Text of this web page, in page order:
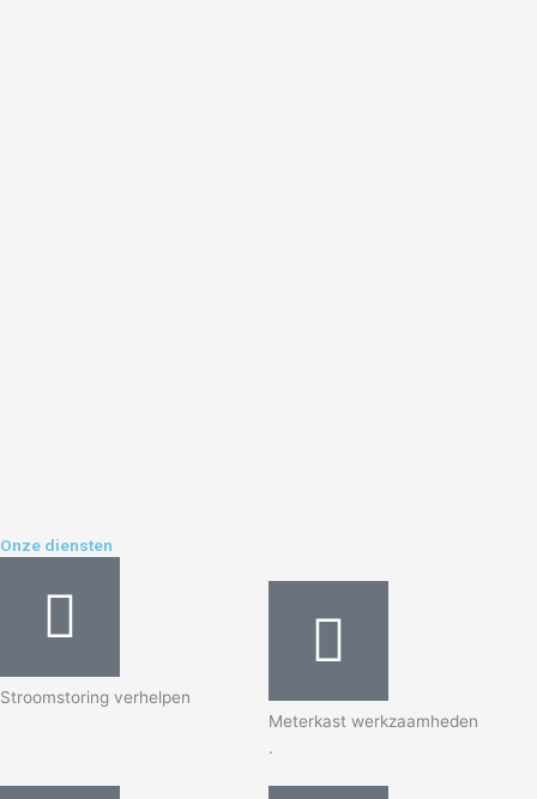
Onze diensten
Stroomstoring verhelpen
Meterkast werkzaamheden
.